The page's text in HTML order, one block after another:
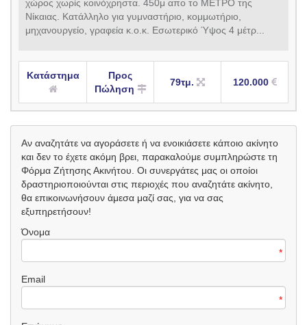
χώρος χωρίς κοινόχρηστα. 450μ απο το ΜΕΤΡΟ της
Νίκαιας. Κατάλληλο για γυμναστήριο, κομμωτήριο,
μηχανουργείο, γραφεία κ.ο.κ. Εσωτερικό Ύψος 4 μέτρ...
Κατάστημα
Προς
Πώληση
79τμ. 120.000
Αν αναζητάτε να αγοράσετε ή να ενοικιάσετε κάποιο ακίνητο
και δεν το έχετε ακόμη βρει, παρακαλούμε συμπληρώστε τη
Φόρμα Ζήτησης Ακινήτου. Οι συνεργάτες μας οι οποίοι
δραστηριοποιούνται στις περιοχές που αναζητάτε ακίνητο,
θα επικοινωνήσουν άμεσα μαζί σας, για να σας
εξυπηρετήσουν!
Όνομα
*
Email
*